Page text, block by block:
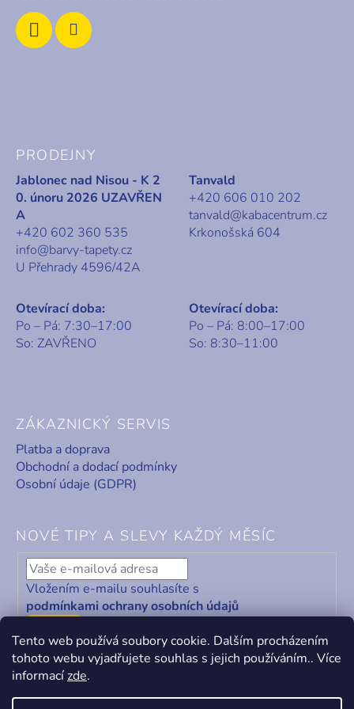
Tento web používá soubory cookie. Dalším procházením
tohoto webu vyjadřujete souhlas s jejich používáním.. Více
informacízde.
PRODEJNY
Jablonec nad Nisou - K 2
0. únoru 2026 UZAVŘEN
A
+420 602 360 535
info@barvy-tapety.cz
U Přehrady 4596/42A
Tanvald
+420 606 010 202
tanvald@kabacentrum.cz
Krkonošská 604
Otevírací doba:
Po – Pá: 7:30–17:00
So: ZAVŘENO
Otevírací doba:
Po – Pá: 8:00–17:00
So: 8:30–11:00
ZÁKAZNICKÝ SERVIS
Platba a doprava
Obchodní a dodací podmínky
Osobní údaje (GDPR)
NOVÉ TIPY A SLEVY KAŽDÝ MĚSÍC
Vložením e-mailu souhlasíte s
podmínkami ochrany osobních údajů
ODEBÍRAT